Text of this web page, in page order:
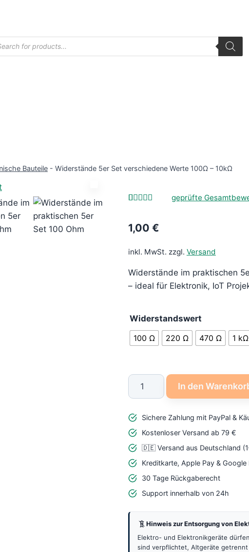
Bauteile - Widerstände 5er Set verschiedene Werte 100Ω – 10kΩ
von 5,
basierend
Kundenbewertung
geprüfte
1,00 €
inkl. MwSt. zzgl. Versand
Widerstände im praktischen
– ideal für Elektronik, IoT
Widerstandswert
100 Ω
220 Ω 470 Ω 1 kΩ
Widerstände
5er
verschiedene
Werte
100Ω
–
10kΩ
Menge
In den
Sichere Zahlung mit PayPal &
Kostenloser Versand ab 79 €
🇩🇪 Versand aus Deutschland
Kreditkarte, Apple Pay & Google
30 Tage Rückgaberecht
Support innerhalb von 24h
Hinweis zur Entsorgung von
Elektro- und Elektronikgeräte
sind verpflichtet, Altgeräte